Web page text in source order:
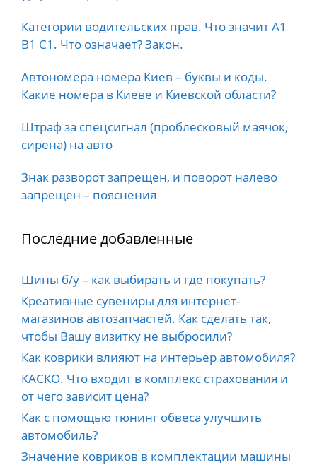
Категории водительских прав. Что значит А1
B1 C1. Что означает? Закон.
Автономера номера Киев – буквы и коды.
Какие номера в Киеве и Киевской области?
Штраф за спецсигнал (проблесковый маячок,
сирена) на авто
Знак разворот запрещен, и поворот налево
запрещен – пояснения
Последние добавленные
Шины б/у – как выбирать и где покупать?
Креативные сувениры для интернет-
магазинов автозапчастей. Как сделать так,
чтобы Вашу визитку не выбросили?
Как коврики влияют на интерьер автомобиля?
КАСКО. Что входит в комплекс страхования и
от чего зависит цена?
Как с помощью тюнинг обвеса улучшить
автомобиль?
Значение ковриков в комплектации машины